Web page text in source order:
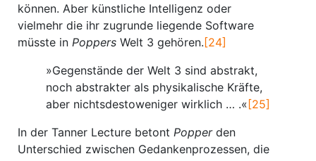
können. Aber künstliche Intelligenz oder
vielmehr die ihr zugrunde liegende Software
müsste in Poppers Welt 3 gehören. [24]
»Gegenstände der Welt 3 sind abstrakt,
noch abstrakter als physikalische Kräfte,
aber nichtsdestoweniger wirklich … .« [25]
In der Tanner Lecture betont Popperden
Unterschied zwischen Gedankenprozessen, die